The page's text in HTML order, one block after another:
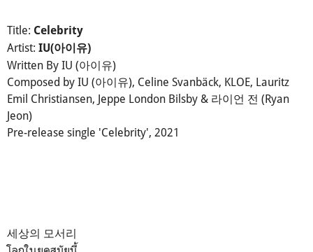
Title: Celebrity
Artist: IU(아이유)
Written By IU (아이유)
Composed by IU (아이유), Celine Svanbäck, KLOE, Lauritz
Emil Christiansen, Jeppe London Bilsby & 라이언 전 (Ryan
Jeon)
Pre-release single 'Celebrity', 2021
세상의 모서리